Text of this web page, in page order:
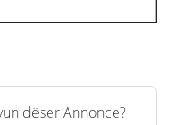
dëser Annonce?